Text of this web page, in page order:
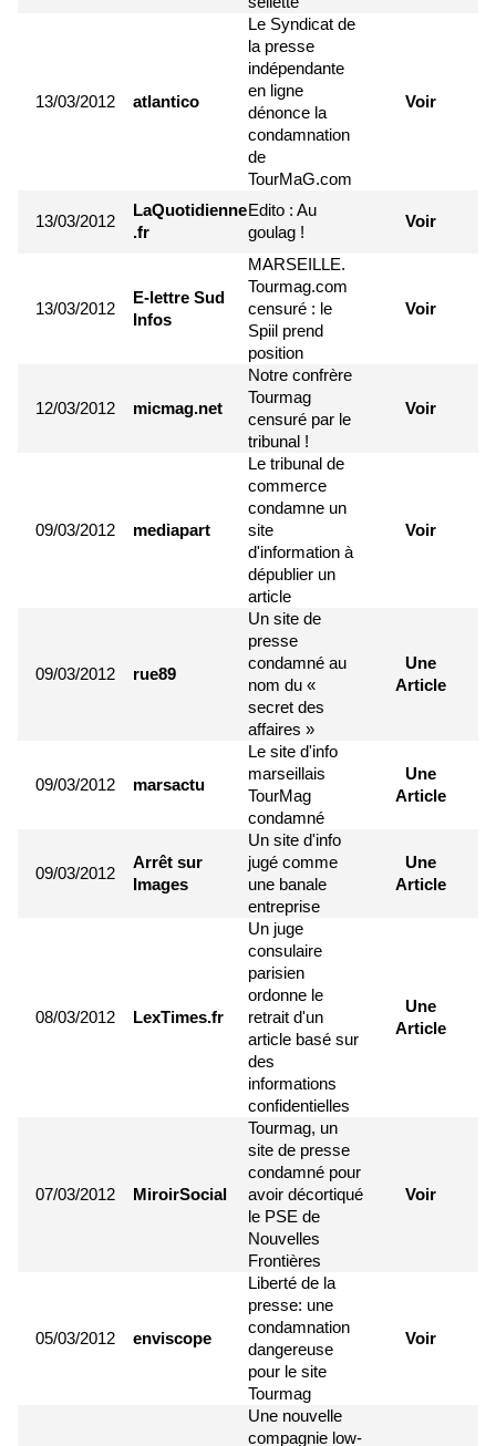
13/03/2012 atlantico
Le Syndicat de
la presse
indépendante
en ligne
dénonce la
condamnation
de
TourMaG.com
Voir
13/03/2012
LaQuotidienne
.fr
Edito : Au
goulag !
Voir
13/03/2012
E-lettre Sud
Infos
MARSEILLE.
Tourmag.com
censuré : le
Spiil prend
position
Voir
12/03/2012 micmag.net
Notre confrère
Tourmag
censuré par le
tribunal !
Voir
09/03/2012 mediapart
Le tribunal de
commerce
condamne un
site
d'information à
dépublier un
article
Voir
09/03/2012 rue89
Un site de
presse
condamné au
nom du «
secret des
affaires »
Une
Article
09/03/2012 marsactu
Le site d'info
marseillais
TourMag
condamné
Une
Article
09/03/2012
Arrêt sur
Images
Un site d'info
jugé comme
une banale
entreprise
Une
Article
08/03/2012 LexTimes.fr
Un juge
consulaire
parisien
ordonne le
retrait d'un
article basé sur
des
informations
confidentielles
Une
Article
07/03/2012 MiroirSocial
Tourmag, un
site de presse
condamné pour
avoir décortiqué
le PSE de
Nouvelles
Frontières
Voir
05/03/2012 enviscope
Liberté de la
presse: une
condamnation
dangereuse
pour le site
Tourmag
Voir
Une nouvelle
compagnie low-